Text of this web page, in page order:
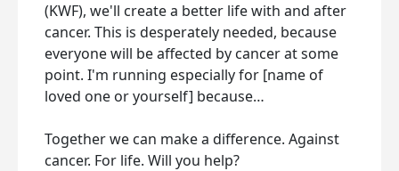
(KWF), we'll create a better life with and after
cancer. This is desperately needed, because
everyone will be affected by cancer at some
point. I'm running especially for [name of
loved one or yourself] because…
Together we can make a difference. Against
cancer. For life. Will you help?